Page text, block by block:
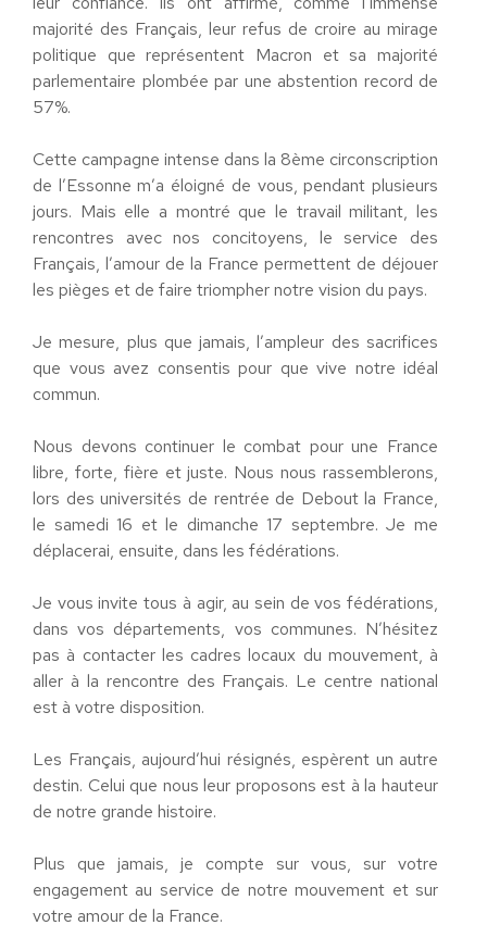
majorité des Français, leur refus de croire au mirage
politique que représentent Macron et sa majorité
parlementaire plombée par une abstention record de
57%.
Cette campagne intense dans la 8ème circonscription
de l’Essonne m’a éloigné de vous, pendant plusieurs
jours. Mais elle a montré que le travail militant, les
rencontres avec nos concitoyens, le service des
Français, l’amour de la France permettent de déjouer
les pièges et de faire triompher notre vision du pays.
Je mesure, plus que jamais, l’ampleur des sacrifices
que vous avez consentis pour que vive notre idéal
commun.
Nous devons continuer le combat pour une France
libre, forte, fière et juste. Nous nous rassemblerons,
lors des universités de rentrée de Debout la France,
le samedi 16 et le dimanche 17 septembre. Je me
déplacerai, ensuite, dans les fédérations.
Je vous invite tous à agir, au sein de vos fédérations,
dans vos départements, vos communes. N’hésitez
pas à contacter les cadres locaux du mouvement, à
aller à la rencontre des Français. Le centre national
est à votre disposition.
Les Français, aujourd’hui résignés, espèrent un autre
destin. Celui que nous leur proposons est à la hauteur
de notre grande histoire.
Plus que jamais, je compte sur vous, sur votre
engagement au service de notre mouvement et sur
votre amour de la France.